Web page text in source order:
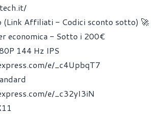
(Link Affiliati - Codici sconto sotto) 🚀
economica - Sotto i 200€
144 Hz IPS
e/_c4UpbqT7
e/_c32yI3iN